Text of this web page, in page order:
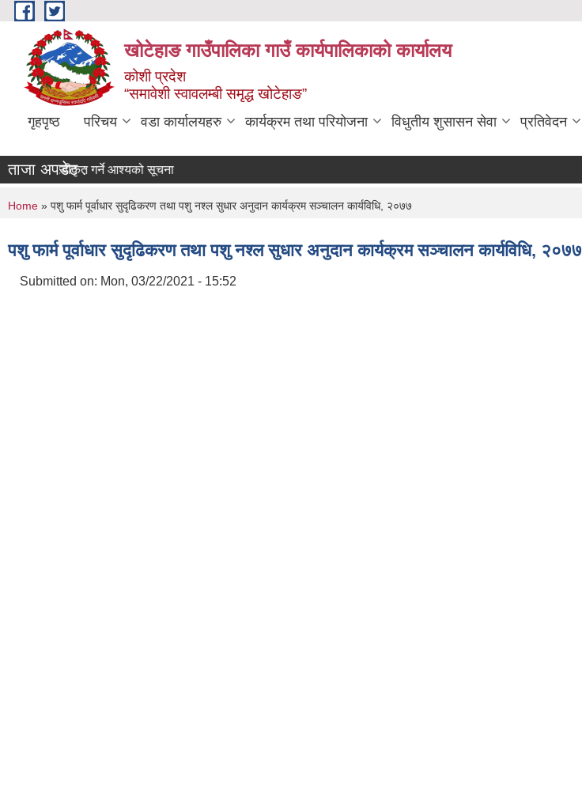
Skip to main content
खोटेहाङ गाउँपालिका गाउँ कार्यपालिकाको कार्यालय
कोशी प्रदेश
“समावेशी स्वावलम्बी समृद्ध खोटेहाङ”
गृहपृष्ठ परिचय वडा कार्यालयहरु कार्यक्रम तथा परियोजना विधुतीय शुसासन सेवा प्रतिवेदन
ताजा अपडेट :
स्वीकृत गर्ने आश्यको सूचना
You are here
Home » पशु फार्म पूर्वाधार सुदृढिकरण तथा पशु नश्ल सुधार अनुदान कार्यक्रम सञ्चालन कार्यविधि, २०७७
पशु फार्म पूर्वाधार सुदृढिकरण तथा पशु नश्ल सुधार अनुदान कार्यक्रम सञ्चालन कार्यविधि, २०७७
Submitted on: Mon, 03/22/2021 - 15:52